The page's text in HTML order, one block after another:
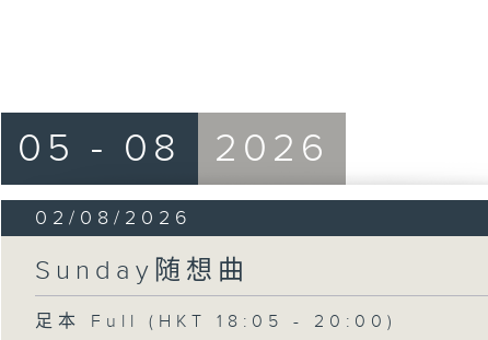
05 - 08 2026
02/08/2026
Sunday随想曲
足本 Full (HKT 18:05 - 20:00)